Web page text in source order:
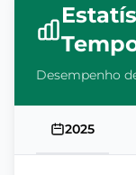
Desempenho
2025